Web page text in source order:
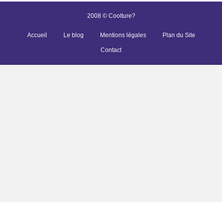
2008 © Coolture?
Accueil Le blog Mentions légales Plan du Site
Contact